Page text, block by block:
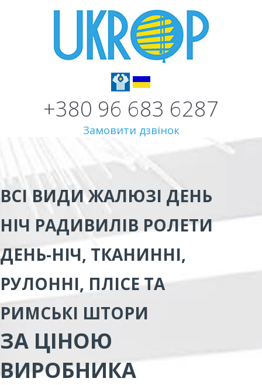
+380 96 683 6287
Замовити дзвінок
ВСІ ВИДИЖАЛЮЗІ ДЕНЬ
НІЧ РАДИВИЛІВ РОЛЕТИ
ДЕНЬ-НІЧ, ТКАНИННІ,
РУЛОННІ, ПЛІСЕ ТА
РИМСЬКІ ШТОРИ
ЗА ЦІНОЮ
ВИРОБНИКА